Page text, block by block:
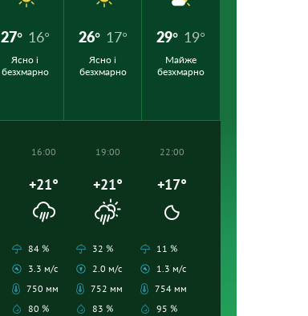
27° 16°
Ясно і
безхмарно
26° 17°
Ясно і
безхмарно
29° 19°
Майже
безхмарно
16:00
+21°
84 %
3.3 м/с
750 мм
80 %
19:00
+21°
32 %
2.0 м/с
752 мм
83 %
22:00
+17°
11 %
1.3 м/с
754 мм
95 %